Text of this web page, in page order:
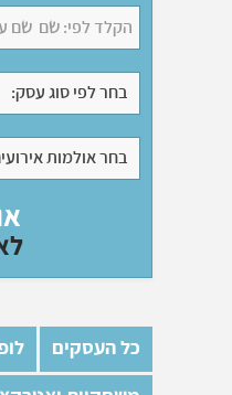
בחר לפי סוג עסק:
בחר אולמות
כל העסקים